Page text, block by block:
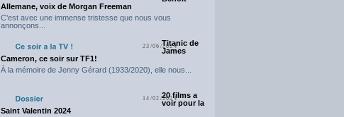
Allemane, voix de Morgan Freeman
C'est avec une immense tristesse que nous vous
annonçons...
23/06/2024Titanic de
James
Cameron, ce soir sur TF1!
À la mémoire de Jenny Gérard (1933/2020), elle nous...
14/02/202420 films a
voir pour la
Saint Valentin 2024